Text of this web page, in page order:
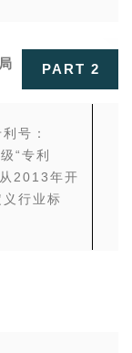
PART 2
号：
“专利
2013年开
行业标